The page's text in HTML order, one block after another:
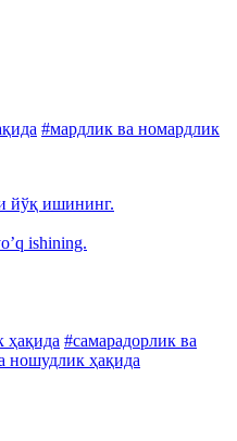
#мардлик ва номардлик
йўқ ишининг.
ishining.
ҳақида #самарадорлик ва
ношудлик ҳақида